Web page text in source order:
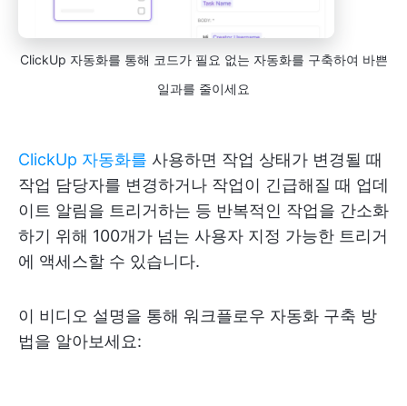
ClickUp 자동화를 통해 코드가 필요 없는 자동화를 구축하여 바쁜
일과를 줄이세요
ClickUp 자동화를 사용하면 작업 상태가 변경될 때
작업 담당자를 변경하거나 작업이 긴급해질 때 업데
이트 알림을 트리거하는 등 반복적인 작업을 간소화
하기 위해 100개가 넘는 사용자 지정 가능한 트리거
에 액세스할 수 있습니다.
이 비디오 설명을 통해 워크플로우 자동화 구축 방
법을 알아보세요: